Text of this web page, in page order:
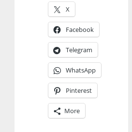
X
Facebook
Telegram
WhatsApp
Pinterest
More